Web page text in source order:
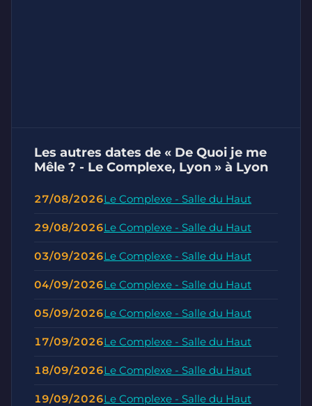
Les autres dates de « De Quoi je me
Mêle ? - Le Complexe, Lyon » à Lyon
27/08/2026Le Complexe - Salle du Haut
29/08/2026Le Complexe - Salle du Haut
03/09/2026Le Complexe - Salle du Haut
04/09/2026Le Complexe - Salle du Haut
05/09/2026Le Complexe - Salle du Haut
17/09/2026Le Complexe - Salle du Haut
18/09/2026Le Complexe - Salle du Haut
19/09/2026Le Complexe - Salle du Haut